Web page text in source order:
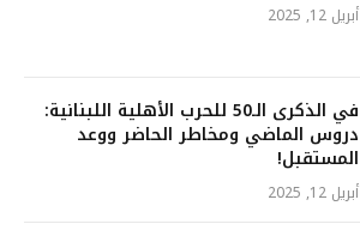
أبريل 12, 2025
في الذكرى الـ50 للحرب الأهلية اللبنانية:
دروس الماضي ومخاطر الحاضر ووعد
المستقبل!
أبريل 12, 2025